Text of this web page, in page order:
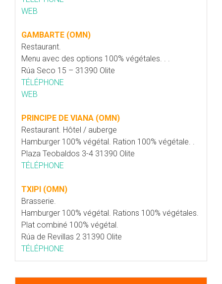
WEB
GAMBARTE (OMN)
Restaurant.
Menu avec des options 100% végétales. . .
Rúa Seco 15 – 31390 Olite
TÉLÉPHONE
WEB
PRINCIPE DE VIANA (OMN)
Restaurant. Hôtel / auberge
Hamburger 100% végétal. Ration 100% végétale. .
Plaza Teobaldos 3-4 31390 Olite
TÉLÉPHONE
TXIPI (OMN)
Brasserie.
Hamburger 100% végétal. Rations 100% végétales.
Plat combiné 100% végétal.
Rúa de Revillas 2 31390 Olite
TÉLÉPHONE